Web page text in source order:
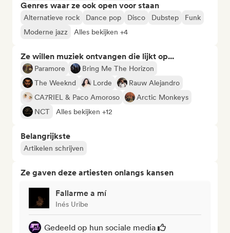
Genres waar ze ook open voor staan
Alternatieve rock Dance pop Disco Dubstep
Funk
Moderne jazz
Alles bekijken +4
Ze willen muziek ontvangen die lijkt op...
Paramore
Bring Me The Horizon
The Weeknd
Lorde
Rauw Alejandro
CA7RIEL & Paco Amoroso
Arctic Monkeys
NCT
Alles bekijken +12
Belangrijkste
Artikelen schrijven
Ze gaven deze artiesten onlangs kansen
Fallarme a mí
Inés Uribe
Gedeeld op hun sociale media